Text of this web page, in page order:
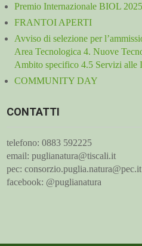
Premio Internazionale BIOL 2025
FRANTOI APERTI
Avviso di selezione per
Area Tecnologica 4. Nuove
Ambito specifico 4.5 Servizi alle
COMMUNITY DAY
CONTATTI
telefono: 0883 592225
email: puglianatura@tiscali.it
pec: consorzio.puglia.natura@pec.it
facebook: @puglianatura